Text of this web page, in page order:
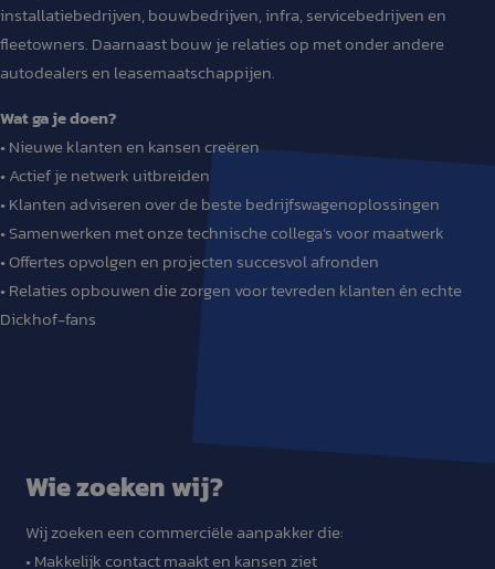
installatiebedrijven, bouwbedrijven, infra, servicebedrijven en
fleetowners. Daarnaast bouw je relaties op met onder andere
autodealers en leasemaatschappijen.
Wat ga je doen?
• Nieuwe klanten en kansen creëren
• Actief je netwerk uitbreiden
• Klanten adviseren over de beste bedrijfswagenoplossingen
• Samenwerken met onze technische collega’s voor maatwerk
• Offertes opvolgen en projecten succesvol afronden
• Relaties opbouwen die zorgen voor tevreden klanten én echte
Dickhof-fans
Wie zoeken wij?
Wij zoeken een commerciële aanpakker die:
• Makkelijk contact maakt en kansen ziet